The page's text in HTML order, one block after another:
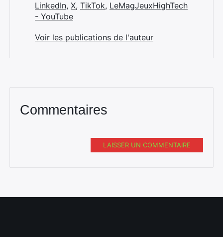
LinkedIn, X, TikTok, LeMagJeuxHighTech
- YouTube
Voir les publications de l'auteur
Commentaires
LAISSER UN COMMENTAIRE